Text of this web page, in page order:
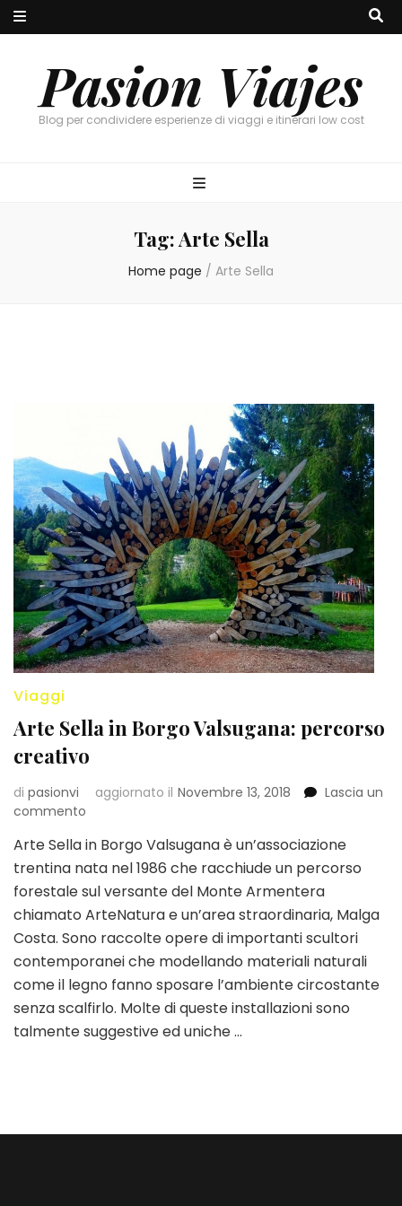
Pasion Viajes
Blog per condividere esperienze di viaggi e itinerari low cost
Tag:Arte Sella
Home page / Arte Sella
Viaggi
Arte Sella in Borgo Valsugana: percorso
creativo
di pasionvi aggiornato il Novembre 13, 2018
Lascia un
commento
Sella
in
Borgo
percorso
creativo
Arte Sella in Borgo Valsugana è un’associazione
trentina nata nel 1986 che racchiude un percorso
forestale sul versante del Monte Armentera
chiamato ArteNatura e un’area straordinaria, Malga
Costa. Sono raccolte opere di importanti scultori
contemporanei che modellando materiali naturali
come il legno fanno sposare l’ambiente circostante
senza scalfirlo. Molte di queste installazioni sono
talmente suggestive ed uniche …